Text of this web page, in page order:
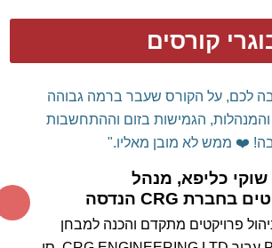
קורסים
לנו "סדר" בשימוש מושכלMS
הוכיצד ניתן לרתום אותו לטובתנו ולא
תודה על המקצועיות המרשימה, על הידע
ניסיון רב שעוסק באופן פעיל בניהול
קורס "בית ספר"
הקורס הייתה בחירה מוצלחת